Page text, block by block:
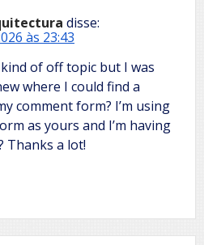
disse:
às 23:43
of off topic but I was
where I could find a
comment form? I’m using
as yours and I’m having
Thanks a lot!